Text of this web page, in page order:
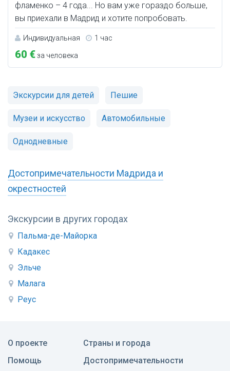
Экскурсии в других городах
Пальма-де-Майорка
Кадакес
Эльче
Малага
Реус
фламенко – 4 года... Но вам уже гораздо больше,
вы приехали в Мадрид и хотите попробовать.
Индивидуальная 1 час
60 €за человека
Экскурсии для детей Пешие
Музеи и искусство Автомобильные
Однодневные
Достопримечательности Мадрида и
окрестностей
О проекте
Помощь
Страны и города
Достопримечательности